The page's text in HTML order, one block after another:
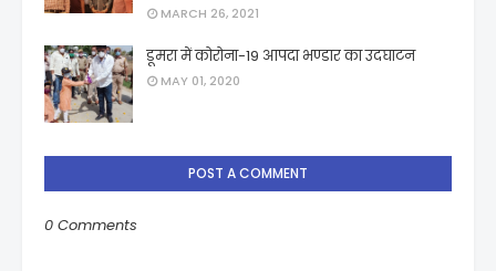
MARCH 26, 2021
डूमरा में कोरोना-19 आपदा भण्डार का उदघाटन
MAY 01, 2020
POST A COMMENT
0 Comments